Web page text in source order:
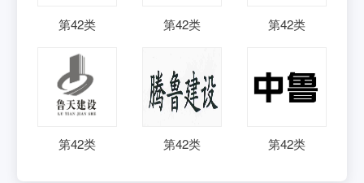
第42类 第42类 第42类
第42类 第42类 第42类